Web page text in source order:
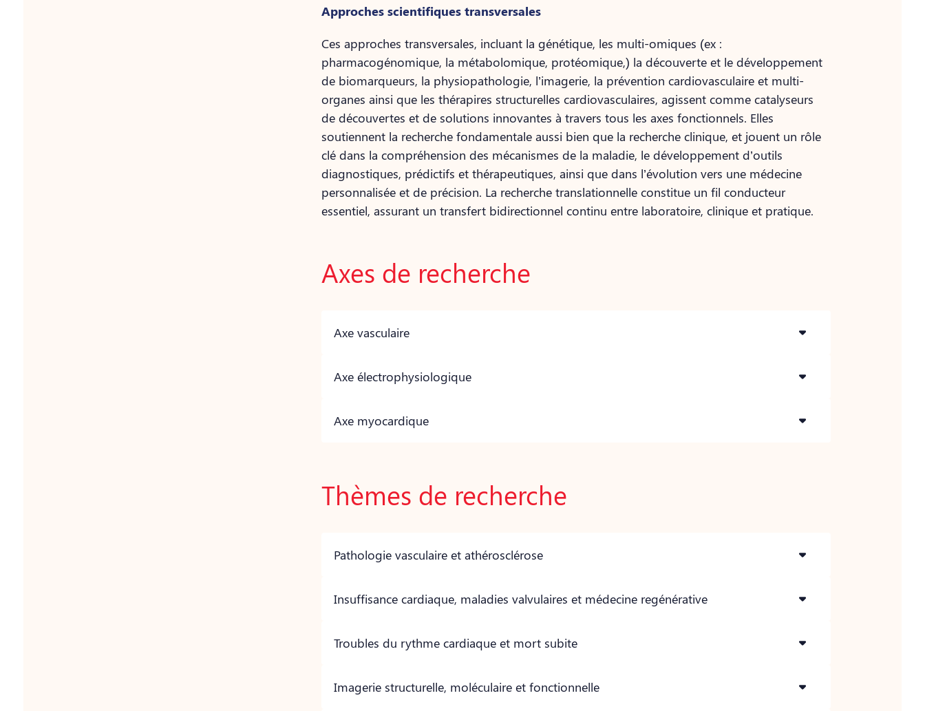
Approches scientifiques transversales
Ces approches transversales, incluant la génétique, les multi-omiques (ex :
pharmacogénomique, la métabolomique, protéomique,) la découverte et le développement
de biomarqueurs, la physiopathologie, l’imagerie, la prévention cardiovasculaire et multi-
organes ainsi que les thérapires structurelles cardiovasculaires, agissent comme catalyseurs
de découvertes et de solutions innovantes à travers tous les axes fonctionnels. Elles
soutiennent la recherche fondamentale aussi bien que la recherche clinique, et jouent un rôle
clé dans la compréhension des mécanismes de la maladie, le développement d’outils
diagnostiques, prédictifs et thérapeutiques, ainsi que dans l’évolution vers une médecine
personnalisée et de précision. La recherche translationnelle constitue un fil conducteur
essentiel, assurant un transfert bidirectionnel continu entre laboratoire, clinique et pratique.
Axes de recherche
Axe vasculaire
Axe électrophysiologique
Axe myocardique
Thèmes de recherche
Pathologie vasculaire et athérosclérose
Insuffisance cardiaque, maladies valvulaires et médecine regénérative
Troubles du rythme cardiaque et mort subite
Imagerie structurelle, moléculaire et fonctionnelle